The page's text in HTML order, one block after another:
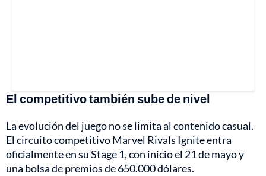
El competitivo también sube de nivel
La evolución del juego no se limita al contenido casual.
El circuito competitivo Marvel Rivals Ignite entra
oficialmente en su Stage 1, con inicio el 21 de mayo y
una bolsa de premios de 650.000 dólares.